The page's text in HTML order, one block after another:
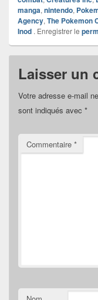
manga, nintendo,
Agency, The Pokemon
Inod . Enregistrer le
Laisser un
Votre adresse e-mail
sont indiqués avec *
Commentaire *